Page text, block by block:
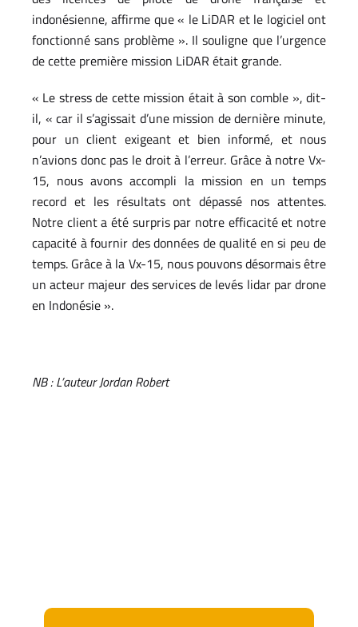
indonésienne, affirme que « le LiDAR et le logiciel ont
fonctionné sans problème ». Il souligne que l’urgence
de cette première mission LiDAR était grande.
« Le stress de cette mission était à son comble », dit-
il, « car il s’agissait d’une mission de dernière minute,
pour un client exigeant et bien informé, et nous
n’avions donc pas le droit à l’erreur. Grâce à notre Vx-
15, nous avons accompli la mission en un temps
record et les résultats ont dépassé nos attentes.
Notre client a été surpris par notre efficacité et notre
capacité à fournir des données de qualité en si peu de
temps. Grâce à la Vx-15, nous pouvons désormais être
un acteur majeur des services de levés lidar par drone
en Indonésie ».
NB : L’auteur Jordan Robert